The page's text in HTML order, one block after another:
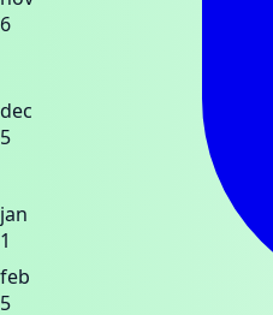
6
dec
5
jan
1
feb
5